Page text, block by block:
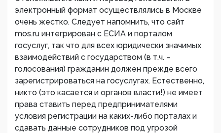
электронный формат осуществлялись в Москве
очень жестко. Следует напомнить, что сайт
mos.ru интегрирован с ЕСИА и порталом
госуслуг, так что для всех юридически значимых
взаимодействий с государством (в т.ч. –
голосования) гражданин должен прежде всего
зарегистрироваться на госуслугах. Естественно,
никто (это касается и органов власти!) не имеет
права ставить перед предпринимателями
условия регистрации на каких-либо порталах и
сдавать данные сотрудников под угрозой